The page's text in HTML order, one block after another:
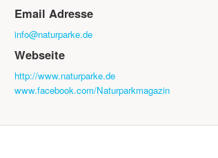
Email Adresse
info@naturparke.de
Webseite
http://www.naturparke.de
www.facebook.com/Naturparkmagazin